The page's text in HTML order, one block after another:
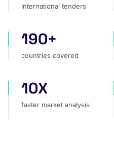
international tenders
countries covered
190+
countries covered
faster market analysis
10X
faster market analysis